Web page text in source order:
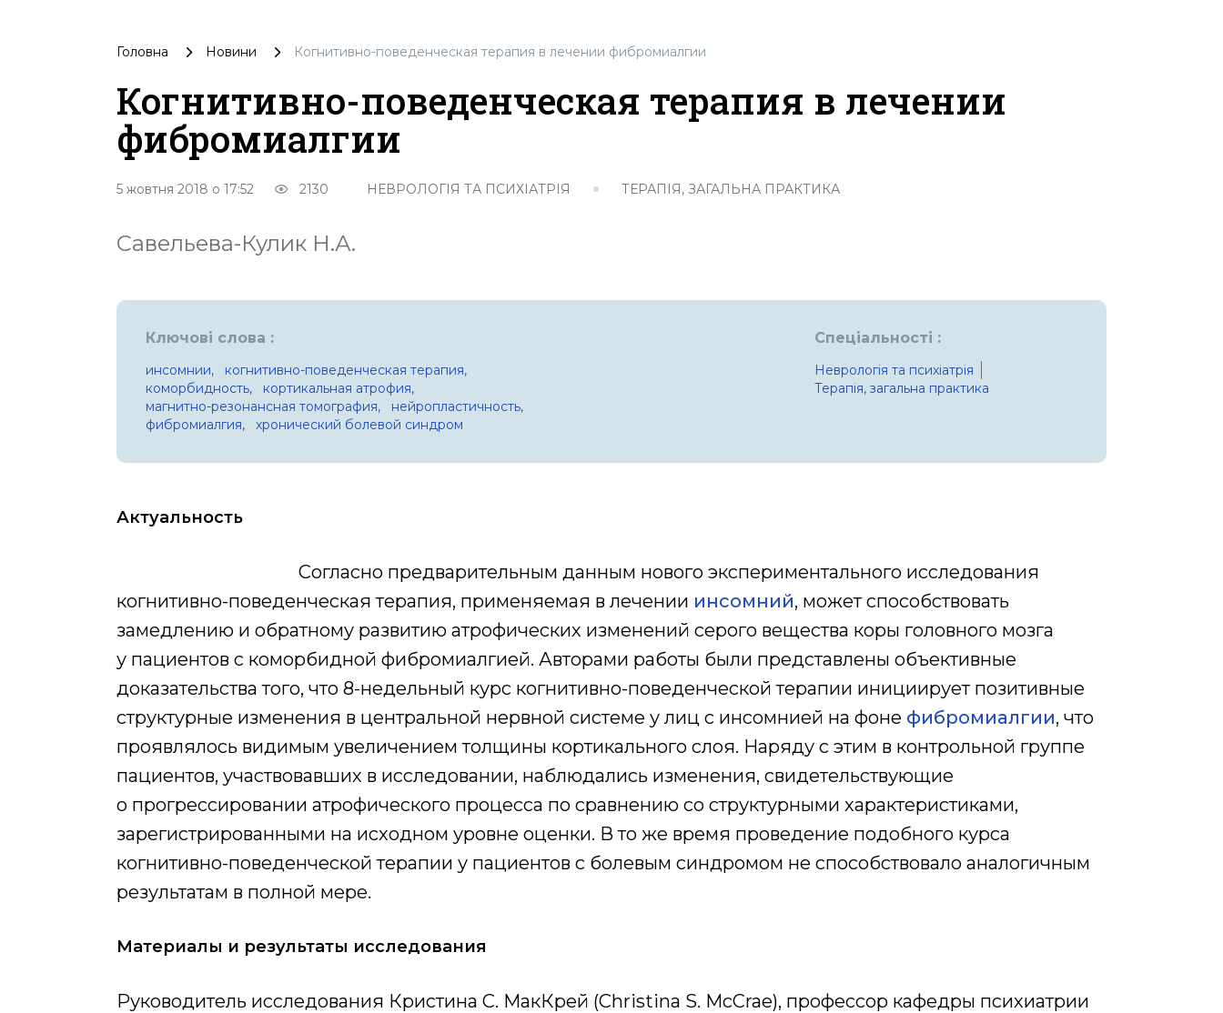
Головна Новини Когнитивно-поведенческая терапия в лечении фибромиалгии
Когнитивно-поведенческая терапия в лечении
фибромиалгии
5 жовтня 2018 о 17:52 2130 НЕВРОЛОГІЯ ТА ПСИХІАТРІЯ ТЕРАПІЯ, ЗАГАЛЬНА ПРАКТИКА
Савельева-Кулик Н.А.
Ключові слова :
инсомнии,
когнитивно-поведенческая терапия,
коморбидность,
кортикальная атрофия,
магнитно-резонансная томография,
нейропластичность,
фибромиалгия,
хронический болевой синдром
Спеціальності :
Неврологія та психіатрія
Терапія, загальна практика
Актуальность
Согласно предварительным данным нового экспериментального исследования
когнитивно-поведенческая терапия, применяемая в лечении инсомний, может способствовать
замедлению и обратному развитию атрофических изменений серого вещества коры головного мозга
у пациентов с коморбидной фибромиалгией. Авторами работы были представлены объективные
доказательства того, что 8-недельный курс когнитивно-поведенческой терапии инициирует позитивные
структурные изменения в центральной нервной системе у лиц с инсомнией на фоне фибромиалгии, что
проявлялось видимым увеличением толщины кортикального слоя. Наряду с этим в контрольной группе
пациентов, участвовавших в исследовании, наблюдались изменения, свидетельствующие
о прогрессировании атрофического процесса по сравнению со структурными характеристиками,
зарегистрированными на исходном уровне оценки. В то же время проведение подобного курса
когнитивно-поведенческой терапии у пациентов с болевым синдромом не способствовало аналогичным
результатам в полной мере.
Материалы и результаты исследования
Руководитель исследования Кристина С. МакКрей (Christina S. McCrae), профессор кафедры психиатрии